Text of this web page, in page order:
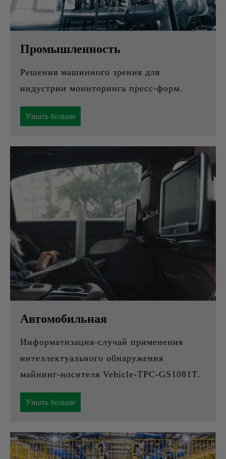
Промышленность
Решения машинного зрения для
индустрии мониторинга пресс-форм.
Узнать больше
Автомобильная
Информатизация-случай применения
интеллектуального обнаружения
майнинг-носителя Vehicle-TPC-GS1081T.
Узнать больше